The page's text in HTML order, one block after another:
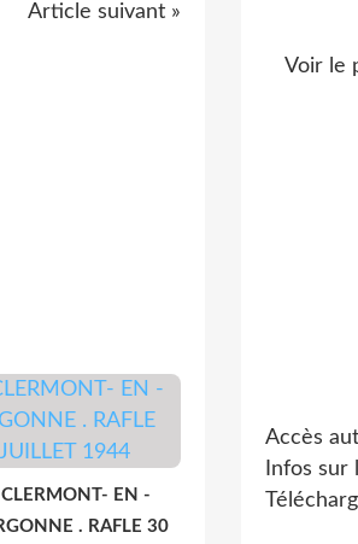
Article suivant »
CLERMONT- EN -
. RAFLE 30
Accès
Infos sur
Voir le